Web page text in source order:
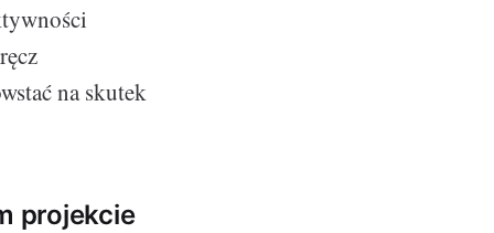
na skutek
projekcie